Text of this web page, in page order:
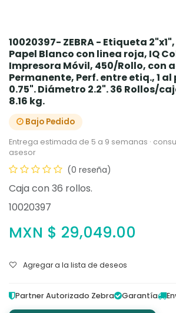
10020397- ZEBRA - Etiqueta
Papel Blanco con linea roja, IQ
Impresora Móvil, 450/Rollo, con
Permanente, Perf. entre etiq., 1 al
0.75". Diámetro 2.2". 36 Rollos/
8.16 kg.
Bajo Pedido
Entrega estimada de 5 a 9 semanas ·
asesor
(0 reseña)
Caja con 36 rollos.
10020397
MXN $ 29,049.00
Agregar a la lista de deseos
Partner Autorizado Zebra Garantía